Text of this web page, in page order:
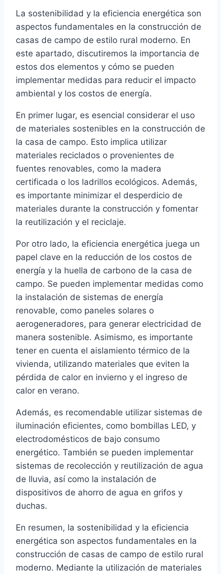
La sostenibilidad y la eficiencia energética son
aspectos fundamentales en la construcción de
casas de campo de estilo rural moderno. En
este apartado, discutiremos la importancia de
estos dos elementos y cómo se pueden
implementar medidas para reducir el impacto
ambiental y los costos de energía.
En primer lugar, es esencial considerar el uso
de materiales sostenibles en la construcción de
la casa de campo. Esto implica utilizar
materiales reciclados o provenientes de
fuentes renovables, como la madera
certificada o los ladrillos ecológicos. Además,
es importante minimizar el desperdicio de
materiales durante la construcción y fomentar
la reutilización y el reciclaje.
Por otro lado, la eficiencia energética juega un
papel clave en la reducción de los costos de
energía y la huella de carbono de la casa de
campo. Se pueden implementar medidas como
la instalación de sistemas de energía
renovable, como paneles solares o
aerogeneradores, para generar electricidad de
manera sostenible. Asimismo, es importante
tener en cuenta el aislamiento térmico de la
vivienda, utilizando materiales que eviten la
pérdida de calor en invierno y el ingreso de
calor en verano.
Además, es recomendable utilizar sistemas de
iluminación eficientes, como bombillas LED, y
electrodomésticos de bajo consumo
energético. También se pueden implementar
sistemas de recolección y reutilización de agua
de lluvia, así como la instalación de
dispositivos de ahorro de agua en grifos y
duchas.
En resumen, la sostenibilidad y la eficiencia
energética son aspectos fundamentales en la
construcción de casas de campo de estilo rural
moderno. Mediante la utilización de materiales